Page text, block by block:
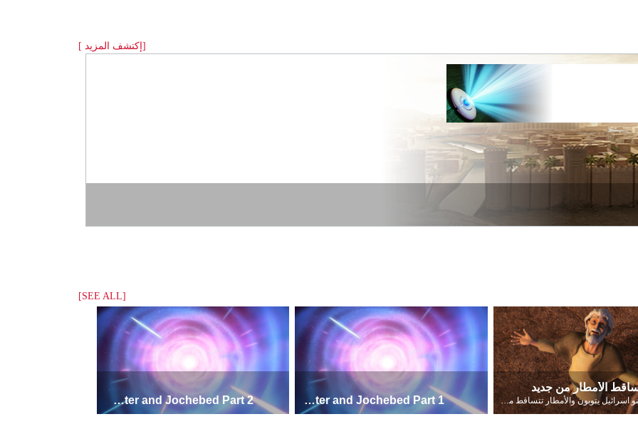
[إكتشف المزيد ]
[SEE ALL]
Pharaoh's Daughter and Jochebed Part 2 Pharaoh's Daughter and Jochebed Part 1
الأمطار من جديد
بنو اسرائيل يتوبون والأمطار تتساقط من جديد